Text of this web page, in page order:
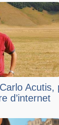
Acutis,
d’internet